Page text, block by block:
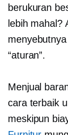
berukuran
lebih mahal?
“aturan”.
Menjual
cara terbaik
meskipun